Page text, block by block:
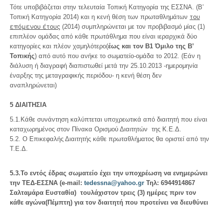
Τότε υποβιβάζεται στην τελευταία Τοπική Κατηγορία της ΕΣΣΝΑ. (Β’
Τοπική Κατηγορία 2014) και η κενή θέση των πρωταθλημάτων του
επόμενου έτους (2014) συμπληρώνεται με τον προβιβασμό μίας (1)
επιπλέον ομάδας από κάθε πρωτάθλημα που είναι ιεραρχικά δύο
κατηγορίες και πλέον χαμηλότερο(έως και τον Β1 Όμιλο της Β’
Τοπικής) από αυτό που ανήκε το σωματείο-ομάδα το 2012. (Εάν η
διάλυση ή διαγραφή διαπιστωθεί μετά την 25.10.2013 -ημερομηνία
έναρξης της μεταγραφικής περιόδου- η κενή θέση δεν
αναπληρώνεται)
5 ΔΙΑΙΤΗΣΙΑ
5.1.Κάθε συνάντηση καλύπτεται υποχρεωτικά από διαιτητή που είναι
καταχωρημένος στον Πίνακα Ορισμού Διαιτητών της Κ.Ε.Δ.
5.2. Ο Επικεφαλής Διαιτητής κάθε πρωταθλήματος θα οριστεί από την
Τ.Ε.Δ.
5.3.Το εντός έδρας σωματείο έχει την υποχρέωση να ενημερώνει
την ΤΕΔ-ΕΣΣΝΑ (e-mail: tedessna@yahoo.gr Τηλ: 6944914867
Σαλταμάρα Ευσταθία) τουλάχιστον τρεις (3) ημέρες πριν τον
κάθε αγώνα(Πέμπτη) για τον διαιτητή που προτείνει να διευθύνει